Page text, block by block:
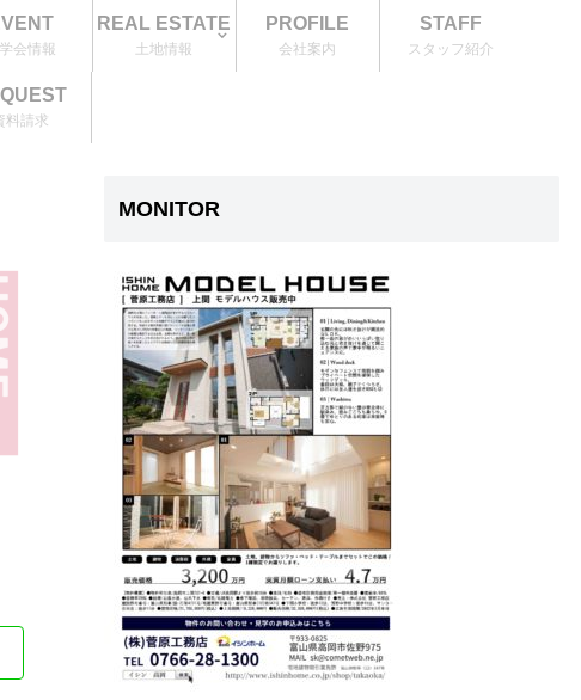
会情報
REAL ESTATE
土地情報
PROFILE
会社案内
STAFF
スタッフ紹介
料請求
MONITOR